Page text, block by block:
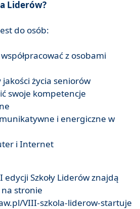
Liderów?
do osób:
z osobami
życia seniorów
swoje kompetencje
i energiczne w
i Internet
Szkoły Liderów znajdą
stronie
VIII-szkola-liderow-startuje